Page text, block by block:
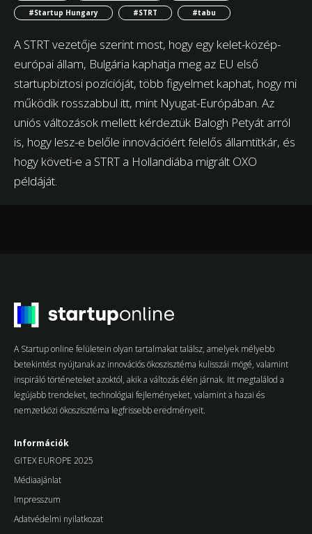
#Startup Hungary
#STRT #tabu
A STRT vezetője szerint most, hogy egy kelet-közép-
európai állam, Bulgária kaphatja meg az EU első
startupbiztosi pozícióját, több figyelmet kaphat, hogy mi
működik rosszabbul itt, mint Nyugat-Európában. Az
uniós változások mellett kérdeztük Balogh Petyát arról
is, hogy lesz-e belőle innovációért felelős államtitkár, és
hogy követi-e a STRT a Hollandiába migrált OXO
példáját.
A Startup online felületein olyan tartalmakat találsz, amelyek mélyebb
betekintést nyújtanak az innovációs ökoszisztéma kulisszái mögé, valamint
inspiráló történeteket azoktól, akik a változás élén járnak. Itt megtalálod a
legújabb trendeket, technológiai fejleményeket, valamint a hazai és
nemzetközi ökoszisztéma legfrissebb eredményeit.
Információk
GITEX EUROPE 2025
Médiaajánlat
Impresszum
Adatvédelmi nyilatkozat